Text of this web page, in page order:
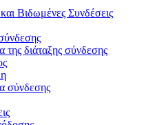
Βιδωμένες Συνδέσεις
της διάταξης σύνδεσης
σύνδεσης